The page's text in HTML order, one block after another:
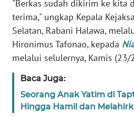
"Berkas sudah dikirim ke kita
terima," ungkap Kepala
Selatan, Rabani Halawa,
Hironimus Tafonao, kepada
melalui selulernya, Kamis
Baca Juga:
Seorang Anak Yatim di
Hingga Hamil dan
SIBER
REDAKSI
KARIR
DISCLAIMER
Wahana